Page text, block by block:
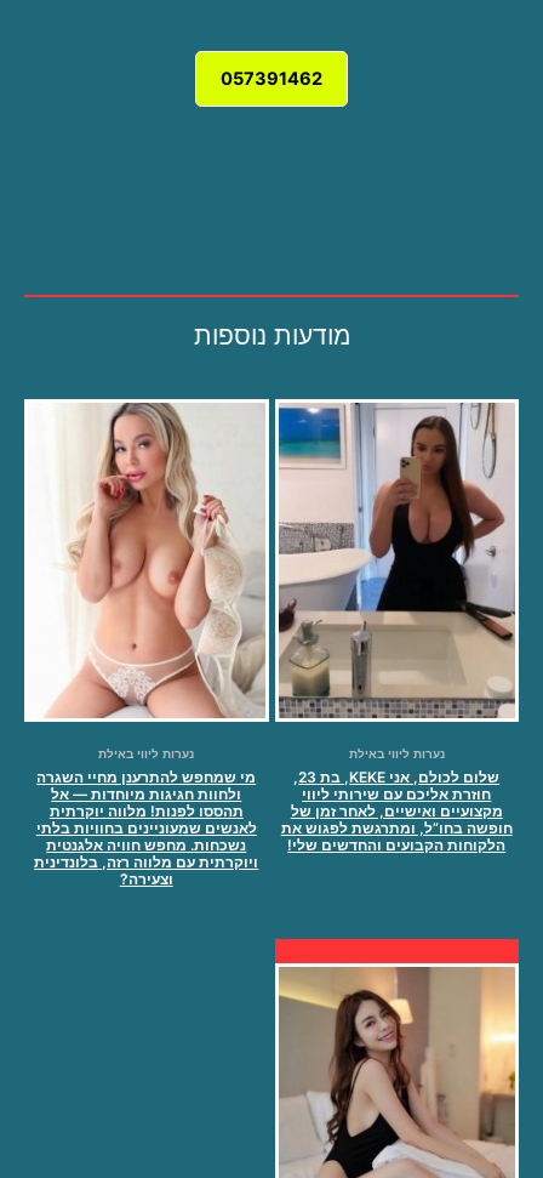
057391462
מודעות נוספות
נערות ליווי באילת
שלום לכולם, אני KEKE, בת 23,
חוזרת אליכם עם שירותי ליווי
מקצועיים ואישיים, לאחר זמן של
חופשה בחו”ל, ומתרגשת לפגוש את
הלקוחות הקבועים והחדשים שלי!
נערות ליווי באילת
מי שמחפש להתרענן מחיי השגרה
ולחוות חגיגות מיוחדות — אל
תהססו לפנות! מלווה יוקרתית
לאנשים שמעוניינים בחוויות בלתי
נשכחות. מחפש חוויה אלגנטית
ויוקרתית עם מלווה רזה, בלונדינית
וצעירה?